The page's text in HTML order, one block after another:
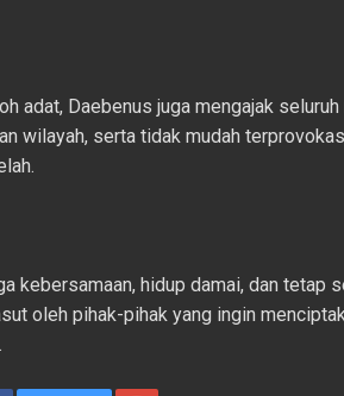
adat, Daebenus juga mengajak
wilayah, serta tidak mudah
kebersamaan, hidup damai, dan tetap
oleh pihak-pihak yang ingin